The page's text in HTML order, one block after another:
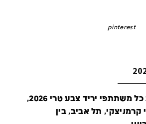
pinterest
קטלוג זה מציג את כל משתתפי יריד צבע טרי 2026,
קרמניצקי, תל אביב, בין